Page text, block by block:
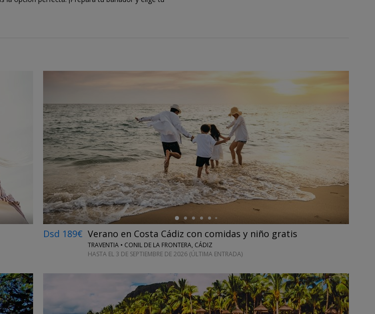
→
←
Dsd 189€ Verano en Costa Cádiz con comidas y niño gratis
TRAVENTIA • CONIL DE LA FRONTERA, CÁDIZ
HASTA EL 3 DE SEPTIEMBRE DE 2026 (ÚLTIMA ENTRADA)